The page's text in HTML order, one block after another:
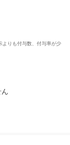
よりも付与数、付与率が少